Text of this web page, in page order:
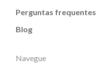
Perguntas frequentes
Blog
Navegue